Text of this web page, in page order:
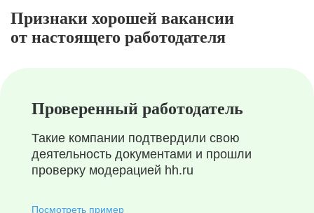
Признаки хорошей вакансии
от настоящего работодателя
Проверенный работодатель
Такие компании подтвердили свою
деятельность документами и прошли
проверку модерацией hh.ru
Посмотреть пример